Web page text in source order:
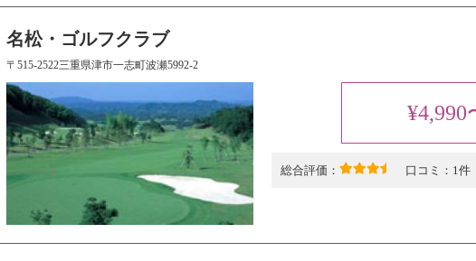
名松・ゴルフクラブ
〒515-2522三重県津市一志町波瀬5992-2
¥4,990
総合評価： 口コミ： 1件